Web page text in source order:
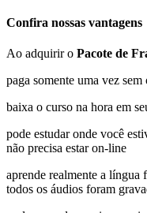
Confira nossas vantagens
Ao adquirir o Pacote de
paga somente uma vez
baixa o curso na hora em
pode estudar onde você
não precisa estar on-line
aprende realmente a língua
todos os áudios foram